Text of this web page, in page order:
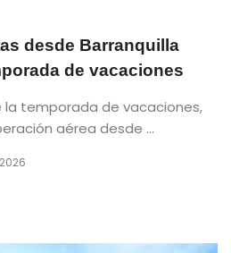
desde Barranquilla
de vacaciones
la temporada de vacaciones,
aérea desde ...